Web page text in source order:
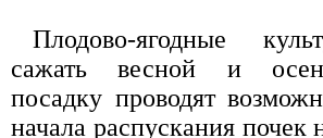
Плодово-ягодные
сажать весной и
посадку проводят
начала распускания почек